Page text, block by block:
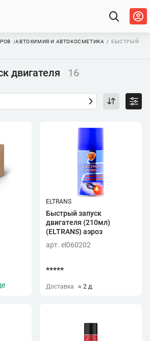
АВТОХИМИЯ И АВТОКОСМЕТИКА
БЫСТРЫЙ
двигателя 16
ELTRANS
Быстрый запуск
двигателя (210мл)
(ELTRANS) аэроз
арт. el060202
*****
Доставка ≈ 2 д.